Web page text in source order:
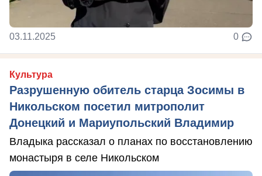
03.11.2025 0
Культура
Разрушенную обитель старца Зосимы в
Никольском посетил митрополит
Донецкий и Мариупольский Владимир
Владыка рассказал о планах по восстановлению
монастыря в селе Никольском